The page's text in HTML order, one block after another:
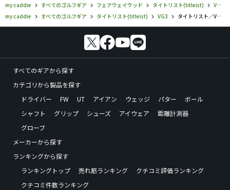
my caddie すべてのゴルフギア フェアウェイウッド タイトリスト(titleist)
VG3
my caddie
すべてのゴルフギア タイトリスト(titleist) VG3 タイトリスト／VG3／VG3Fの口コミ評価
すべてのギアから探す
カテゴリから製品を探す
ドライバー
FW UT アイアン ウェッジ パター
ボール
シャフト
グリップ シューズ アイウェア
距離計測器
グローブ
メーカーから探す
ランキングから探す
ランキングトップ
売れ筋ランキング
クチコミ評価ランキング
クチコミ件数ランキング